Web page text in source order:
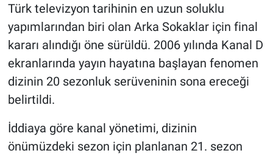
Türk televizyon tarihinin en uzun soluklu
yapımlarından biri olan Arka Sokaklar için final
kararı alındığı öne sürüldü. 2006 yılında Kanal D
ekranlarında yayın hayatına başlayan fenomen
dizinin 20 sezonluk serüveninin sona ereceği
belirtildi.
İddiaya göre kanal yönetimi, dizinin
önümüzdeki sezon için planlanan 21. sezon
HABERDE İNSAN
POLİTİKA
SPOR
Bilim, Teknoloji